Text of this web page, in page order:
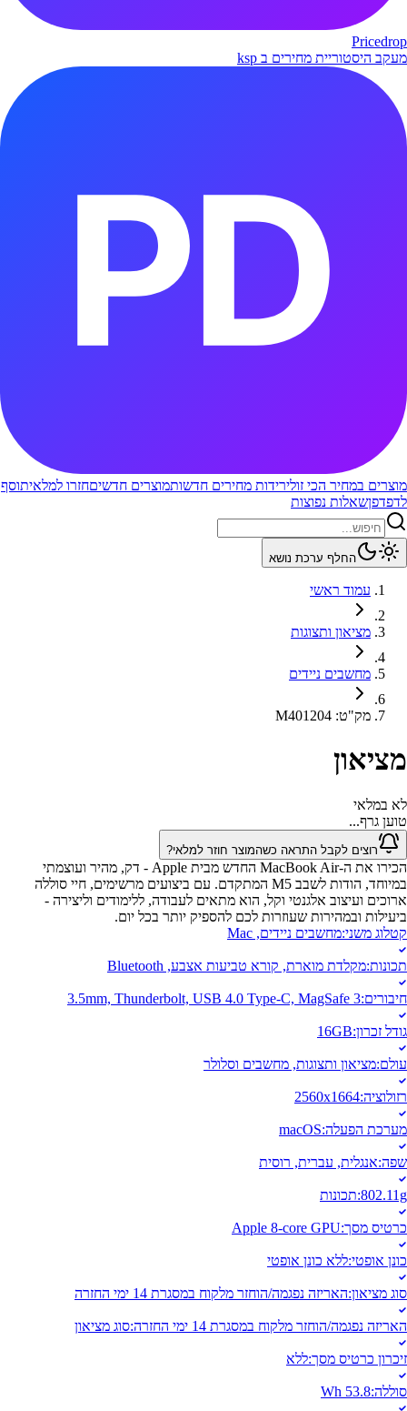
Pricedrop
מעקב היסטוריית מחירים ב ksp
מוצרים במחיר הכי זולירידות מחירים חדשותמוצרים חדשיםחזרו למלאיתוסף
לדפדפןשאלות נפוצות
החלף ערכת נושא
עמוד ראשי
מציאון ותצוגות
מחשבים ניידים
מק"ט:
M401204
מציאון
לא במלאי
טוען גרף...
רוצים לקבל התראה כשהמוצר חוזר למלאי?
הכירו את ה-MacBook Air החדש מבית Apple - דק, מהיר ועוצמתי
במיוחד, הודות לשבב M5 המתקדם. עם ביצועים מרשימים, חיי סוללה
ארוכים ועיצוב אלגנטי וקל, הוא מתאים לעבודה, ללימודים וליצירה -
ביעילות ובמהירות שעוזרות לכם להספיק יותר בכל יום.
קטלוג משני:מחשבים ניידים, Mac
תכונות:מקלדת מוארת, קורא טביעות אצבע, Bluetooth
חיבורים:
3.5mm, Thunderbolt, USB 4.0 Type-C, MagSafe 3
גודל זכרון:
16GB
עולם:מציאון ותצוגות, מחשבים וסלולר
רזולוציה:
2560x1664
מערכת הפעלה:
macOS
שפה:אנגלית, עברית, רוסית
802.11g
:תכונות
כרטיס מסך:
Apple 8‑core GPU
כונן אופטי:ללא כונן אופטי
סוג מציאון:האריזה נפגמה/הוחזר מלקוח במסגרת 14 ימי החזרה
האריזה נפגמה/הוחזר מלקוח במסגרת 14 ימי החזרה :סוג מציאון
זיכרון כרטיס מסך:ללא
סוללה:
Wh 53.8